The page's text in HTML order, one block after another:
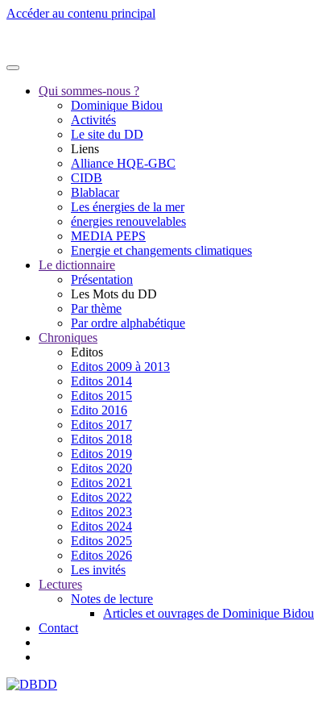
Accéder au contenu principal
Qui sommes-nous ?
Dominique Bidou
Activités
Le site du DD
Liens
Alliance HQE-GBC
CIDB
Blablacar
Les énergies de la mer
énergies renouvelables
MEDIA PEPS
Energie et changements climatiques
Le dictionnaire
Présentation
Les Mots du DD
Par thème
Par ordre alphabétique
Chroniques
Editos
Editos 2009 à 2013
Editos 2014
Editos 2015
Edito 2016
Editos 2017
Editos 2018
Editos 2019
Editos 2020
Editos 2021
Editos 2022
Editos 2023
Editos 2024
Editos 2025
Editos 2026
Les invités
Lectures
Notes de lecture
Articles et ouvrages de Dominique Bidou
Contact